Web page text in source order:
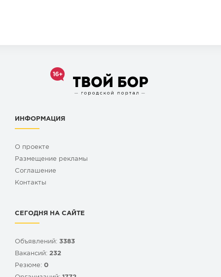
ИНФОРМАЦИЯ
О проекте
Размещение рекламы
Cоглашение
Контакты
СЕГОДНЯ НА САЙТЕ
Объявлений: 3383
Вакансий: 232
Резюме: 0